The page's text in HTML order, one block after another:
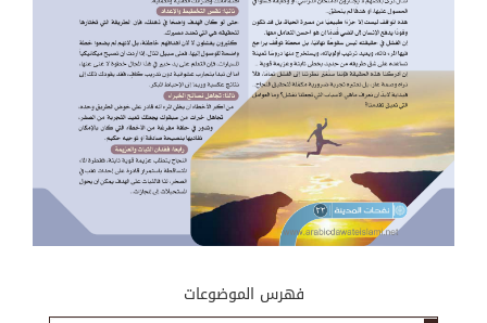
فهرس الموضوعات